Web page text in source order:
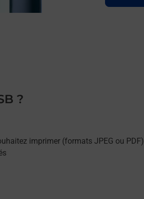
?
imprimer (formats JPEG ou PDF)